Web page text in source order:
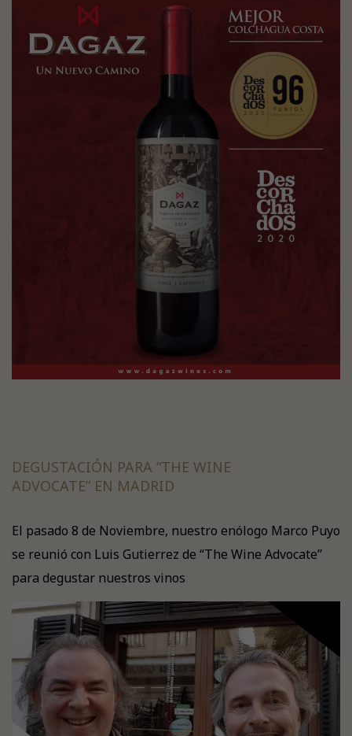
DEGUSTACIÓN PARA “THE WINE
ADVOCATE” EN MADRID
El pasado 8 de Noviembre, nuestro enólogo Marco Puyo
se reunió con Luis Gutierrez de “The Wine Advocate”
para degustar nuestros vinos